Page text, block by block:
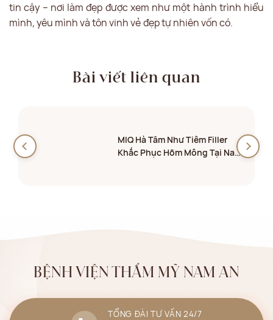
tin cậy – nơi làm đẹp được xem như một hành trình hiểu
mình, yêu mình và tôn vinh vẻ đẹp tự nhiên vốn có.
Bài viết liên quan
MIQ Hà Tâm Như Tiêm Filler
Khắc Phục Hõm Mông Tại Nam
BỆNH VIỆN THẨM MỸ NAM AN
TỔNG ĐÀI TƯ VẤN 24/7